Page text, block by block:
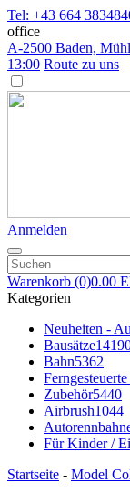
Tel: +43 664
office
A-2500 Baden,
13:00 Route zu uns
Anmelden
Warenkorb (0)0.00
Kategorien
Neuheiten -
Bausätze
Bahn5362
Zubehör5440
Airbrush1044
Für Kinder /
Startseite - Model